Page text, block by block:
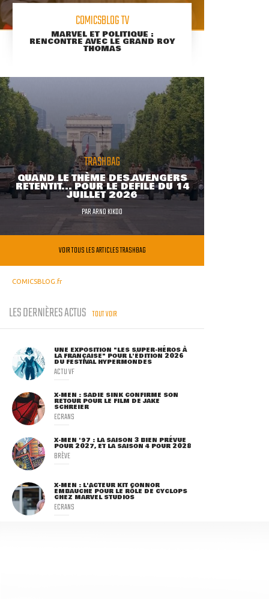
COMICSBLOG TV
MARVEL ET POLITIQUE :
RENCONTRE AVEC LE GRAND ROY
THOMAS
TRASHBAG
QUAND LE THÈME DES AVENGERS
RETENTIT... POUR LE DÉFILÉ DU 14
JUILLET 2026
PARARNO KIKOO
VOIR TOUS LES ARTICLES TRASHBAG
COMICSBLOG.fr
LES DERNIÈRES ACTUS TOUT VOIR
UNE EXPOSITION "LES SUPER-HÉROS À
LA FRANÇAISE" POUR L'ÉDITION 2026
DU FESTIVAL HYPERMONDES
ACTU VF
X-MEN : SADIE SINK CONFIRME SON
RETOUR POUR LE FILM DE JAKE
SCHREIER
ECRANS
X-MEN '97 : LA SAISON 3 BIEN PRÉVUE
POUR 2027, ET LA SAISON 4 POUR 2028
BRÈVE
X-MEN : L'ACTEUR KIT CONNOR
EMBAUCHÉ POUR LE RÔLE DE CYCLOPS
CHEZ MARVEL STUDIOS
ECRANS